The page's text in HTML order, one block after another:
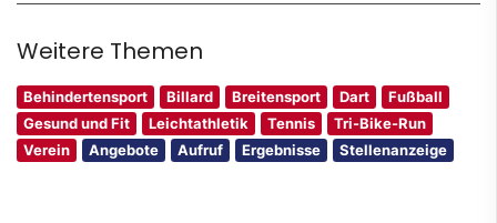
Weitere Themen
Behindertensport Billard Breitensport Dart
Fußball
Gesund und Fit
Leichtathletik Tennis
Tri-Bike-Run
Verein
Angebote Aufruf Ergebnisse Stellenanzeige